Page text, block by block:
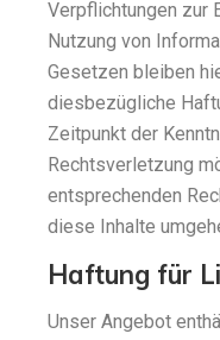
Verpflichtungen zur
Nutzung von
Gesetzen bleiben
diesbezügliche
Zeitpunkt der
Rechtsverletzung
entsprechenden
diese Inhalte
Haftung für
Unser Angebot